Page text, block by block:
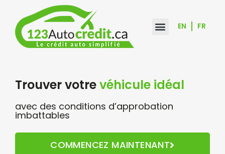
contenu
EN FR
Trouver votrevéhicule idéal
avec des conditions d’approbation
imbattables
COMMENCEZ MAINTENANT